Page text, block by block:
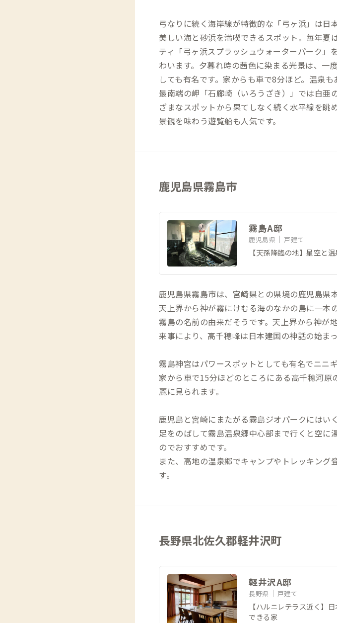
弓なりに続く海岸線が特徴的な「弓ヶ浜」は
美しい海と砂浜を満喫できるスポット。毎年夏
ティ「弓ヶ浜スプラッシュウォーターパーク」
わいます。夕暮れ時の茜色に染まる光景は、一
しても有名です。家からも車で8分ほど。温泉も
最南端の岬「石廊崎（いろうざき）」では白亜
ざまなスポットから果てしなく続く水平線を眺
景観を味わう遊覧船も人気です。
鹿児島県霧島市
霧島A邸
鹿児島県 戸建て
【天孫降臨の地】星空と
鹿児島県霧島市は、宮崎県との県境の鹿児島県
天上界から神が霧にけむる海のなかの島に一本
霧島の名前の由来だそうです。天上界から神が
来事により、高千穂峰は日本建国の神話の始まっ
霧島神宮はパワースポットとしても有名でニニ
家から車で15分ほどのところにある高千穂河
麗に見られます。
鹿児島と宮崎にまたがる霧島ジオパークにはい
足をのばして霧島温泉郷中心部まで行くと空に
のでおすすめです。
また、高地の温泉郷でキャンプやトレッキン
す。
長野県北佐久郡軽井沢町
軽井沢A邸
長野県 戸建て
【ハルニレテラス近く】
できる家